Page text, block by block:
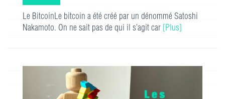
Le BitcoinLe bitcoin a été créé par un dénommé Satoshi
Nakamoto. On ne sait pas de qui il s’agit car [Plus]